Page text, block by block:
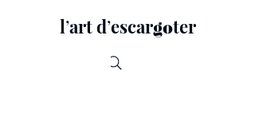
lʼart dʼescargoter